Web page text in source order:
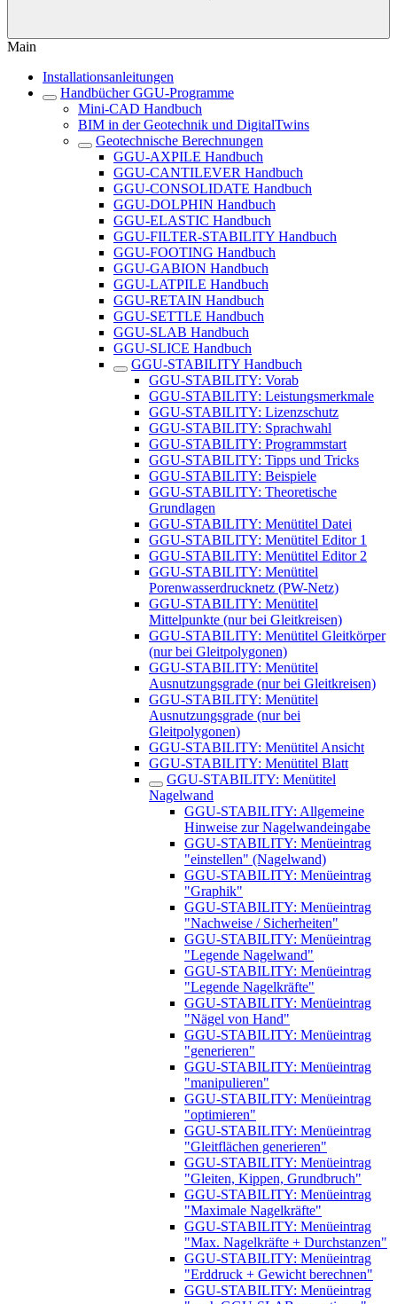
Main
Installationsanleitungen
Handbücher GGU-Programme
Mini-CAD Handbuch
BIM in der Geotechnik und DigitalTwins
Geotechnische Berechnungen
GGU-AXPILE Handbuch
GGU-CANTILEVER Handbuch
GGU-CONSOLIDATE Handbuch
GGU-DOLPHIN Handbuch
GGU-ELASTIC Handbuch
GGU-FILTER-STABILITY Handbuch
GGU-FOOTING Handbuch
GGU-GABION Handbuch
GGU-LATPILE Handbuch
GGU-RETAIN Handbuch
GGU-SETTLE Handbuch
GGU-SLAB Handbuch
GGU-SLICE Handbuch
GGU-STABILITY Handbuch
GGU-STABILITY: Vorab
GGU-STABILITY: Leistungsmerkmale
GGU-STABILITY: Lizenzschutz
GGU-STABILITY: Sprachwahl
GGU-STABILITY: Programmstart
GGU-STABILITY: Tipps und Tricks
GGU-STABILITY: Beispiele
GGU-STABILITY: Theoretische
Grundlagen
GGU-STABILITY: Menütitel Datei
GGU-STABILITY: Menütitel Editor 1
GGU-STABILITY: Menütitel Editor 2
GGU-STABILITY: Menütitel
Porenwasserdrucknetz (PW-Netz)
GGU-STABILITY: Menütitel
Mittelpunkte (nur bei Gleitkreisen)
GGU-STABILITY: Menütitel Gleitkörper
(nur bei Gleitpolygonen)
GGU-STABILITY: Menütitel
Ausnutzungsgrade (nur bei Gleitkreisen)
GGU-STABILITY: Menütitel
Ausnutzungsgrade (nur bei
Gleitpolygonen)
GGU-STABILITY: Menütitel Ansicht
GGU-STABILITY: Menütitel Blatt
GGU-STABILITY: Menütitel
Nagelwand
GGU-STABILITY: Allgemeine
Hinweise zur Nagelwandeingabe
GGU-STABILITY: Menüeintrag
"einstellen" (Nagelwand)
GGU-STABILITY: Menüeintrag
"Graphik"
GGU-STABILITY: Menüeintrag
"Nachweise / Sicherheiten"
GGU-STABILITY: Menüeintrag
"Legende Nagelwand"
GGU-STABILITY: Menüeintrag
"Legende Nagelkräfte"
GGU-STABILITY: Menüeintrag
"Nägel von Hand"
GGU-STABILITY: Menüeintrag
"generieren"
GGU-STABILITY: Menüeintrag
"manipulieren"
GGU-STABILITY: Menüeintrag
"optimieren"
GGU-STABILITY: Menüeintrag
"Gleitflächen generieren"
GGU-STABILITY: Menüeintrag
"Gleiten, Kippen, Grundbruch"
GGU-STABILITY: Menüeintrag
"Maximale Nagelkräfte"
GGU-STABILITY: Menüeintrag
"Max. Nagelkräfte + Durchstanzen"
GGU-STABILITY: Menüeintrag
"Erddruck + Gewicht berechnen"
GGU-STABILITY: Menüeintrag